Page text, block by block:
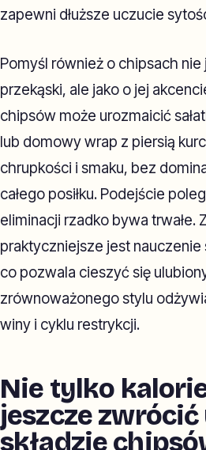
zapewni dłuższe uczucie
Pomyśl również o chipsach
przekąski, ale jako o jej
chipsów może urozmaicić
lub domowy wrap z piersią
chrupkości i smaku, bez
całego posiłku. Podejście
eliminacji rzadko bywa trwałe.
praktyczniejsze jest nauczenie
co pozwala cieszyć się
zrównoważonego stylu
winy i cyklu restrykcji.
Nie tylko
jeszcze
składzie